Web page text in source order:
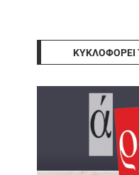
ΚΥΚΛΟΦΟΡΕΊ